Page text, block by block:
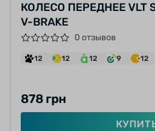
КОЛЕСО ПЕРЕДНЕЕ VLT
V-BRAKE
0 отзывов
12 12 12 9 12
878 грн